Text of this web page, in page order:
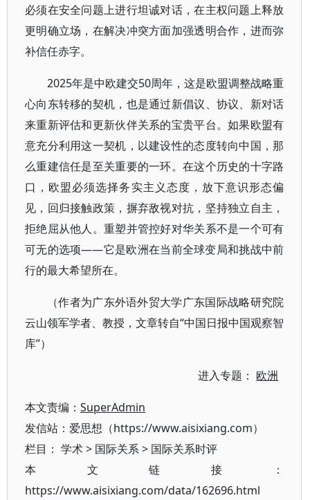
必须在安全问题上进行坦诚对话，在主权问题上释放
更明确立场，在解决冲突方面加强透明合作，进而弥
补信任赤字。
2025年是中欧建交50周年，这是欧盟调整战略重
心向东转移的契机，也是通过新倡议、协议、新对话
来重新评估和更新伙伴关系的宝贵平台。如果欧盟有
意充分利用这一契机，以建设性的态度转向中国，那
么重建信任是至关重要的一环。在这个历史的十字路
口，欧盟必须选择务实主义态度，放下意识形态偏
见，回归接触政策，摒弃敌视对抗，坚持独立自主，
拒绝屈从他人。重塑并管控好对华关系不是一个可有
可无的选项——它是欧洲在当前全球变局和挑战中前
行的最大希望所在。
（作者为广东外语外贸大学广东国际战略研究院
云山领军学者、教授，文章转自“中国日报中国观察智
库”）
进入专题： 欧洲
本文责编： SuperAdmin
发信站：爱思想（https://www.aisixiang.com）
栏目： 学术> 国际关系> 国际关系时评
本文链接：
https://www.aisixiang.com/data/162696.html